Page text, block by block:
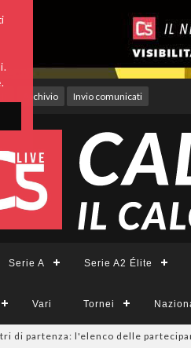
Archivio Invio comunicati
Serie A Serie A2 Élite
Vari Tornei
partenza: l'elenco delle partecipanti